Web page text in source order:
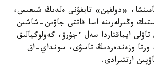
«دولفين» تايفۋنى ەلدىڭ شىعىس،
وڭىرلەرىنە اسا قاتتى جاۋىن-شاشىن
ايماقتاردا سەل ءجۇرۋ، گەولوگيالىق
ورتا وزەندەردىڭ تاسۋى، سونداي-اق
ارتتىرادى.